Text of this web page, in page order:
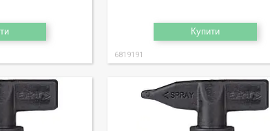
Купити
6819191